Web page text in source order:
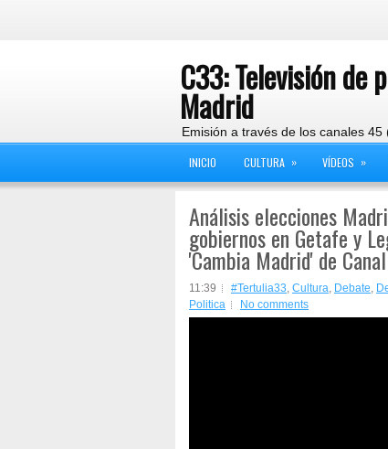
C33: Televisión de
Madrid
Emisión a través de los canales
INICIO CULTURA » VÍDEOS »
Análisis elecciones
gobiernos en Getafe y
'Cambia Madrid' de
11:39 #Tertulia33, Cultura, Debate,
Politica
No comments